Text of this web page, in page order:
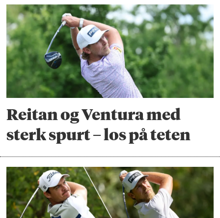
Reitan og Ventura med
sterk spurt – los på teten